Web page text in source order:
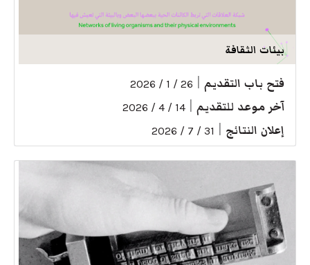
بيئات الثقافة
فتح باب التقديم 26 / 1 / 2026
آخر موعد للتقديم 14 / 4 / 2026
إعلان النتائج 31 / 7 / 2026